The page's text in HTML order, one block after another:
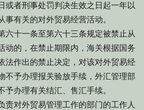
或者刑事处罚判决生效之日起一年以
事有关的对外贸易经营活动。
六十一条至第六十三条规定被禁止从
动的，在禁止期限内，海关根据国务
法作出的禁止决定，对该对外贸易经
不予办理报关验放手续，外汇管理部
予办理有关结汇、售汇手续。
责对外贸易管理工作的部门的工作人